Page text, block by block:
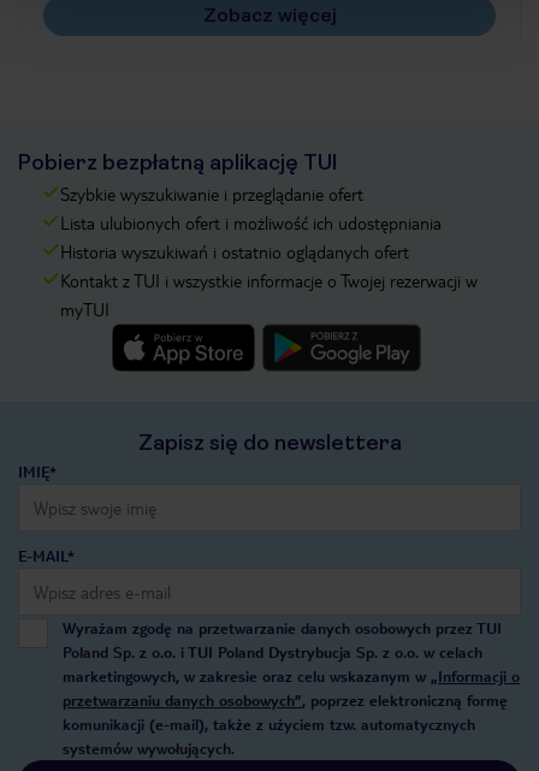
Zobacz więcej
Pobierz bezpłatną aplikację TUI
Szybkie wyszukiwanie i przeglądanie ofert
Lista ulubionych ofert i możliwość ich udostępniania
Historia wyszukiwań i ostatnio oglądanych ofert
Kontakt z TUI i wszystkie informacje o Twojej rezerwacji w
myTUI
Zapisz się do newslettera
IMIĘ*
E-MAIL*
Wyrażam zgodę na przetwarzanie danych osobowych przez TUI
Poland Sp. z o.o. i TUI Poland Dystrybucja Sp. z o.o. w celach
marketingowych, w zakresie oraz celu wskazanym w „Informacji o
przetwarzaniu danych osobowych”, poprzez elektroniczną formę
komunikacji (e-mail), także z użyciem tzw. automatycznych
systemów wywołujących.